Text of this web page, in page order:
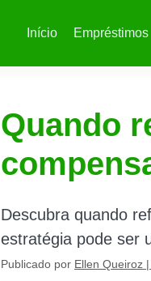
Início Empréstimos
Quando
Descubra quando
estratégia pode ser
Publicado por Ellen Queiroz